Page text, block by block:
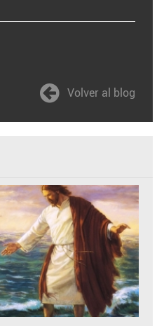
Volver al blog